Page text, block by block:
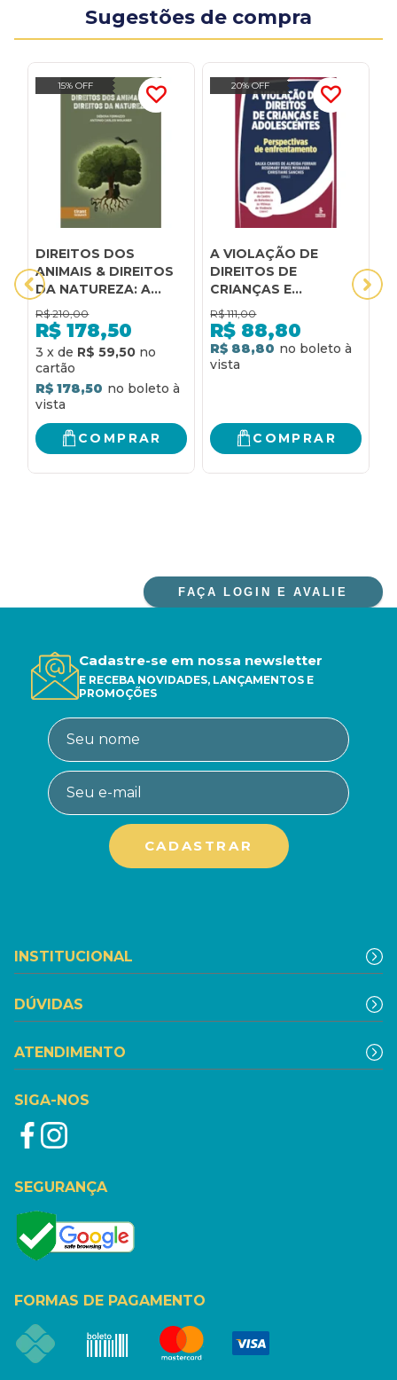
Sugestões de compra
15% OFF
DIREITOS DOS
ANIMAIS & DIREITOS
DA NATUREZA: A
DIGNIDADE DA
PESSOA NÃO
HUMANA
EXPANDINDO O
CÂNONE DOS
DIREITOS HUMANOS
R$ 210,00
R$ 178,50
3 x de R$ 59,50
R$ 178,50
COMPRAR
20% OFF
A VIOLAÇÃO DE
DIREITOS DE
CRIANÇAS E
ADOLESCENTES:
PERSPECTIVAS DE
ENFRENTAMENTO
R$ 111,00
R$ 88,80
R$ 88,80
COMPRAR
FAÇA LOGIN E AVALIE
Cadastre-se em nossa newsletter
E RECEBA NOVIDADES, LANÇAMENTOS E
PROMOÇÕES
INSTITUCIONAL
DÚVIDAS
ATENDIMENTO
SIGA-NOS
SEGURANÇA
FORMAS DE PAGAMENTO